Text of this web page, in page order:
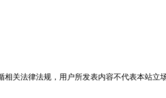
关法律法规，用户所发表内容不代表本站立